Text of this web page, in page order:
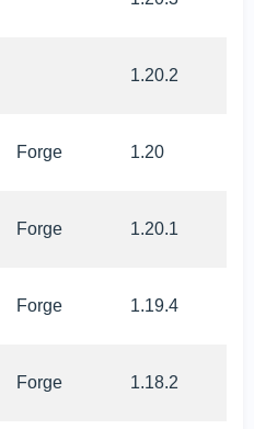
1.20.2
Forge 1.20
Forge 1.20.1
Forge 1.19.4
Forge 1.18.2